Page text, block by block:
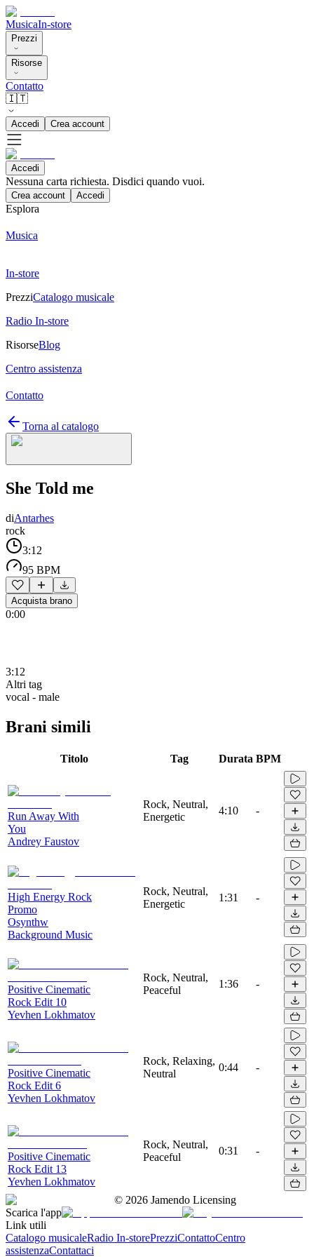
MusicaIn-store
Prezzi
Risorse
Contatto
🇮🇹
Accedi Crea account
Accedi
Nessuna carta richiesta. Disdici quando vuoi.
Crea account Accedi
Esplora
Musica
In-store
PrezziCatalogo musicale
Radio In-store
RisorseBlog
Centro assistenza
Contatto
Torna al catalogo
She Told me
diAntarhes
rock
3:12
95 BPM
Acquista brano
0:00
3:12
Altri tag
vocal - male
Brani simili
Titolo Tag Durata BPM
Run Away With
You
Andrey Faustov
Rock, Neutral,
Energetic
4:10 -
High Energy Rock
Promo
Osynthw
Background Music
Rock, Neutral,
Energetic
1:31 -
Positive Cinematic
Rock Edit 10
Yevhen Lokhmatov
Rock, Neutral,
Peaceful
1:36 -
Positive Cinematic
Rock Edit 6
Yevhen Lokhmatov
Rock, Relaxing,
Neutral
0:44 -
Positive Cinematic
Rock Edit 13
Yevhen Lokhmatov
Rock, Neutral,
Peaceful
0:31 -
© 2026 Jamendo Licensing
Scarica l'app
Link utili
Catalogo musicaleRadio In-storePrezziContattoCentro
assistenzaContattaci